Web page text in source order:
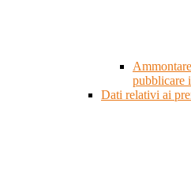
pubblicare
Dati relativi ai